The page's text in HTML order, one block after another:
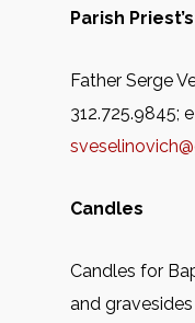
Parish
Father Serge
312.725.9845;
Candles
Candles for
and